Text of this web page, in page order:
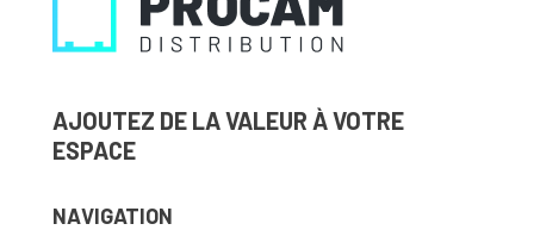
AJOUTEZ DE LA VALEUR À VOTRE
ESPACE
NAVIGATION